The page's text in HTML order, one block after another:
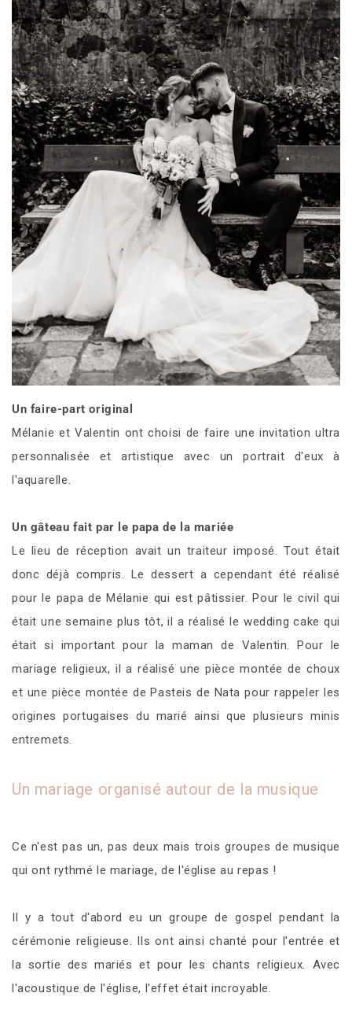
Un faire-part original
Mélanie et Valentin ont choisi de faire une invitation ultra
personnalisée et artistique avec un portrait d'eux à
l'aquarelle.
Un gâteau fait par le papa de la mariée
Le lieu de réception avait un traiteur imposé. Tout était
donc déjà compris. Le dessert a cependant été réalisé
pour le papa de Mélanie qui est pâtissier. Pour le civil qui
était une semaine plus tôt, il a réalisé le wedding cake qui
était si important pour la maman de Valentin. Pour le
mariage religieux, il a réalisé une pièce montée de choux
et une pièce montée de Pasteis de Nata pour rappeler les
origines portugaises du marié ainsi que plusieurs minis
entremets.
Un mariage organisé autour de la musique
Ce n'est pas un, pas deux mais trois groupes de musique
qui ont rythmé le mariage, de l'église au repas !
Il y a tout d'abord eu un groupe de gospel pendant la
cérémonie religieuse. Ils ont ainsi chanté pour l'entrée et
la sortie des mariés et pour les chants religieux. Avec
l'acoustique de l'église, l'effet était incroyable.